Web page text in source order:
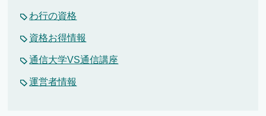
わ行の資格
資格お得情報
通信大学VS通信講座
運営者情報